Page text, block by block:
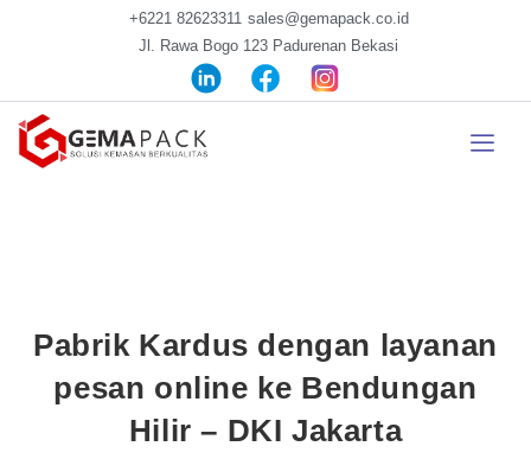
+6221 82623311 sales@gemapack.co.id
Jl. Rawa Bogo 123 Padurenan Bekasi
Pabrik Kardus dengan layanan
pesan online ke Bendungan
Hilir – DKI Jakarta